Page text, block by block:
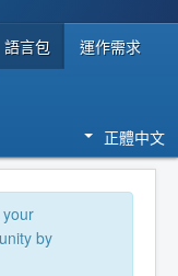
語言包 運作需求
正體中文
by